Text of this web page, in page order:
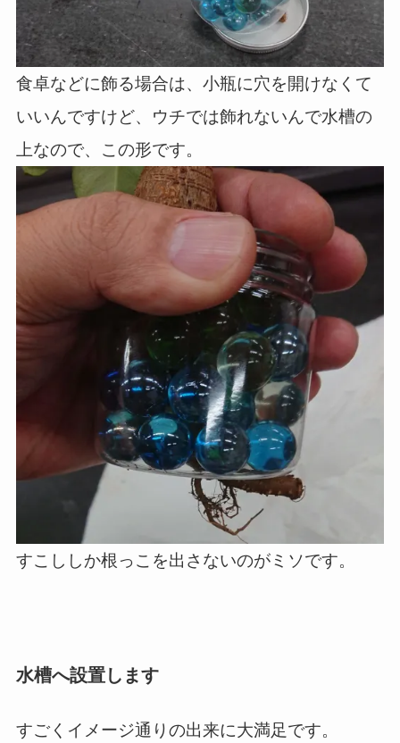
食卓などに飾る場合は、小瓶に穴を開けなくて
いいんですけど、ウチでは飾れないんで水槽の
上なので、この形です。
すこししか根っこを出さないのがミソです。
水槽へ設置します
すごくイメージ通りの出来に大満足です。